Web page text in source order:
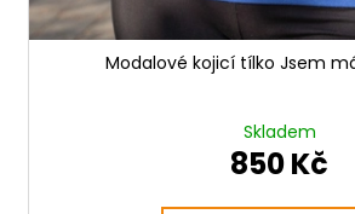
Modalové kojicí tílko Jsem
Skladem
850 Kč